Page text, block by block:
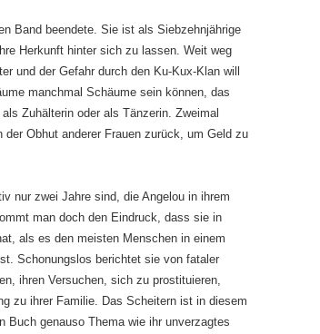
Band beendete. Sie ist als Siebzehnjährige
Herkunft hinter sich zu lassen. Weit weg
und der Gefahr durch den Ku-Kux-Klan will
manchmal Schäume sein können, das
Zuhälterin oder als Tänzerin. Zweimal
Obhut anderer Frauen zurück, um Geld zu
nur zwei Jahre sind, die Angelou in ihrem
man doch den Eindruck, dass sie in
als es den meisten Menschen in einem
Schonungslos berichtet sie von fataler
ihren Versuchen, sich zu prostituieren,
zu ihrer Familie. Das Scheitern ist in diesem
Buch genauso Thema wie ihr unverzagtes